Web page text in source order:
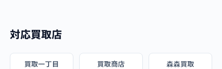
対応買取店
買取一丁目 買取商店 森森買取